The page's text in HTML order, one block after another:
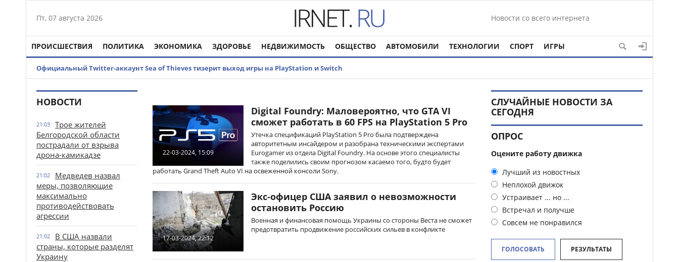
Пт, 07 августа 2026 Новости со всего интернета
ПРОИСШЕСТВИЯ ПОЛИТИКА ЭКОНОМИКА ЗДОРОВЬЕ НЕДВИЖИМОСТЬ ОБЩЕСТВО АВТОМОБИЛИ ТЕХНОЛОГИИ СПОРТ ИГРЫ
Официальный Twitter-аккаунт Sea of Thieves тизерит выход игры на PlayStation и Switch
НОВОСТИ
21:03
Трое жителей
Белгородской области
пострадали от взрыва
дрона-камикадзе
21:02
Медведев назвал
меры, позволяющие
максимально
противодействовать
агрессии
21:02
В США назвали
страны, которые разделят
Украину
22-03-2024, 15:09
Digital Foundry: Маловероятно, что GTA VI
сможет работать в 60 FPS на PlayStation 5 Pro
Утечка спецификаций PlayStation 5 Pro была подтверждена
авторитетным инсайдером и разобрана техническими экспертами
Eurogamer из отдела Digital Foundry. На основе этого специалисты
также поделились своим прогнозом касаемо того, будто будет
работать Grand Theft Auto VI на освеженной консоли Sony.
17-03-2024, 22:12
Экс-офицер США заявил о невозможности
остановить Россию
Военная и финансовая помощь Украины со стороны Веста не сможет
предотвратить продвижение российских сильев в конфликте
СЛУЧАЙНЫЕ НОВОСТИ ЗА
СЕГОДНЯ
ОПРОС
Оцените работу движка
Лучший из новостных
Неплохой движок
Устраивает ... но ...
Встречал и получше
Совсем не понравился
ГОЛОСОВАТЬ РЕЗУЛЬТАТЫ